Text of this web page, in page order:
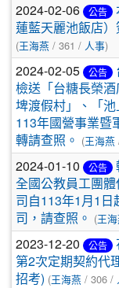
2024-02-06 公告
蓮藍天麗池飯店
(王海燕 / 361 / 人事)
2024-02-05 公告
檢送「台糖長榮
埤渡假村」、「池
113年國營事業暨
轉請查照。 (王海燕
2024-01-10 公告
全國公教員工團
司自113年1月1
司，請查照。 (王
2023-12-20 公告
第2次定期契約代
招考) (王海燕 / 306 /